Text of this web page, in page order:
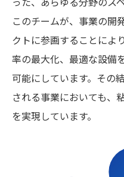
このチームが、事業の開
クトに参画することによ
率の最大化、最適な設備
可能にしています。その
される事業においても、
を実現しています。